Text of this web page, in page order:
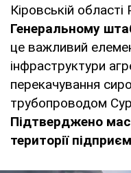
Кіровській
Генеральному
це важливий
інфраструктури
перекачування
трубопроводом
Підтверджено
території